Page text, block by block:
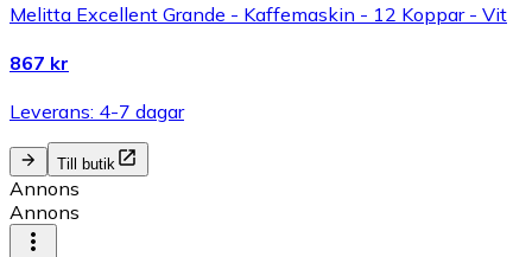
Melitta Excellent Grande - Kaffemaskin - 12 Koppar - Vit
867 kr
Leverans: 4-7 dagar
Till butik
Annons
Annons